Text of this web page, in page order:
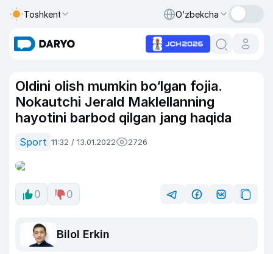
Toshkent O‘zbekcha
Oldini olish mumkin bo‘lgan fojia.
Nokautchi Jerald Maklellanning
hayotini barbod qilgan jang haqida
Sport 11:32 / 13.01.2022 2726
0 0
Bilol Erkin